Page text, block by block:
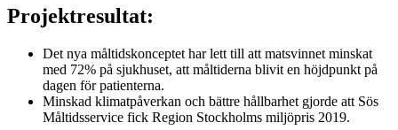
Projektresultat:
Det nya måltidskonceptet har lett till att matsvinnet minskat
med 72% på sjukhuset, att måltiderna blivit en höjdpunkt på
dagen för patienterna.
Minskad klimatpåverkan och bättre hållbarhet gjorde att Sös
Måltidsservice fick Region Stockholms miljöpris 2019.